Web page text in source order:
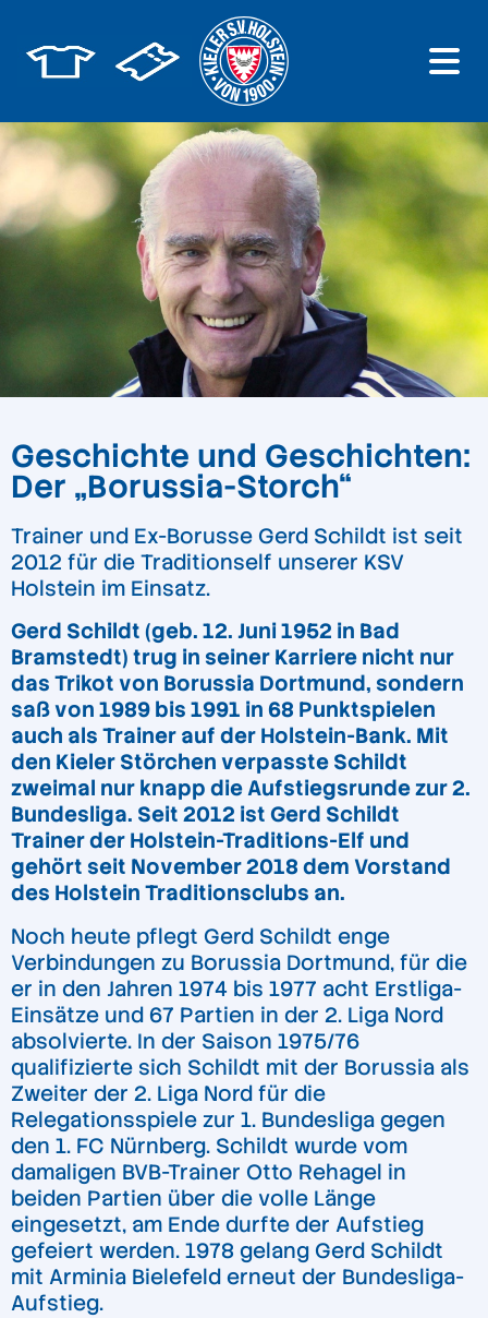
Geschichte und Geschichten:
Der „Borussia-Storch“
Trainer und Ex-Borusse Gerd Schildt ist seit
2012 für die Traditionself unserer KSV
Holstein im Einsatz.
Gerd Schildt (geb. 12. Juni 1952 in Bad
Bramstedt) trug in seiner Karriere nicht nur
das Trikot von Borussia Dortmund, sondern
saß von 1989 bis 1991 in 68 Punktspielen
auch als Trainer auf der Holstein-Bank. Mit
den Kieler Störchen verpasste Schildt
zweimal nur knapp die Aufstiegsrunde zur 2.
Bundesliga. Seit 2012 ist Gerd Schildt
Trainer der Holstein-Traditions-Elf und
gehört seit November 2018 dem Vorstand
des Holstein Traditionsclubs an.
Noch heute pflegt Gerd Schildt enge
Verbindungen zu Borussia Dortmund, für die
er in den Jahren 1974 bis 1977 acht Erstliga-
Einsätze und 67 Partien in der 2. Liga Nord
absolvierte. In der Saison 1975/76
qualifizierte sich Schildt mit der Borussia als
Zweiter der 2. Liga Nord für die
Relegationsspiele zur 1. Bundesliga gegen
den 1. FC Nürnberg. Schildt wurde vom
damaligen BVB-Trainer Otto Rehagel in
beiden Partien über die volle Länge
eingesetzt, am Ende durfte der Aufstieg
gefeiert werden. 1978 gelang Gerd Schildt
mit Arminia Bielefeld erneut der Bundesliga-
Aufstieg.